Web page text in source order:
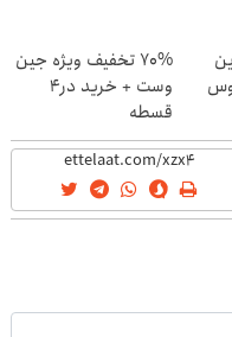
70% تخفیف ویژه جین
وست + خرید در4
قسطه